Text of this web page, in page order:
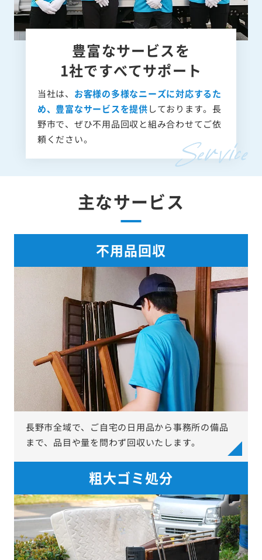
豊富なサービスを
1社ですべてサポート
当社は、 お客様の多様なニーズに対応するた
め、豊富なサービスを提供しております。長
野市で、ぜひ不用品回収と組み合わせてご依
頼ください。
主なサービス
不用品回収
長野市全域で、ご自宅の日用品から事務所の備品
まで、品目や量を問わず回収いたします。
粗大ゴミ処分